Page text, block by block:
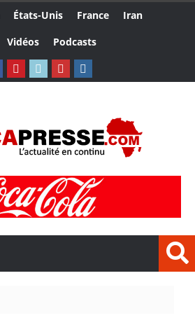
États-Unis France
Iran
Vidéos Podcasts